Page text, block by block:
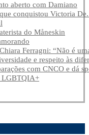
aberto com Damiano
conquistou Victoria
do Måneskin
Ferragni: “Não é
e respeito às
com CNCO e dá
LGBTQIA+